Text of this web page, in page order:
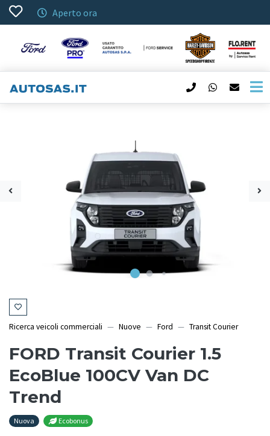
Aperto ora
Ricerca veicoli commerciali Nuove Ford Transit Courier
FORD Transit Courier 1.5
EcoBlue 100CV Van DC
Trend
Nuova Ecobonus